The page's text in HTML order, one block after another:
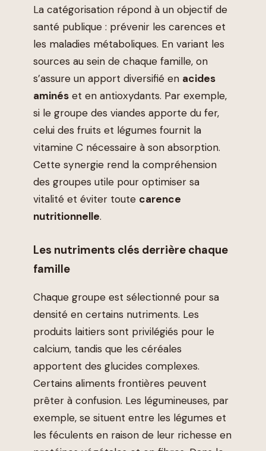
La catégorisation répond à un objectif de
santé publique : prévenir les carences et
les maladies métaboliques. En variant les
sources au sein de chaque famille, on
s’assure un apport diversifié en acides
aminés et en antioxydants. Par exemple,
si le groupe des viandes apporte du fer,
celui des fruits et légumes fournit la
vitamine C nécessaire à son absorption.
Cette synergie rend la compréhension
des groupes utile pour optimiser sa
vitalité et éviter toute carence
nutritionnelle.
Les nutriments clés derrière chaque
famille
Chaque groupe est sélectionné pour sa
densité en certains nutriments. Les
produits laitiers sont privilégiés pour le
calcium, tandis que les céréales
apportent des glucides complexes.
Certains aliments frontières peuvent
prêter à confusion. Les légumineuses, par
exemple, se situent entre les légumes et
les féculents en raison de leur richesse en